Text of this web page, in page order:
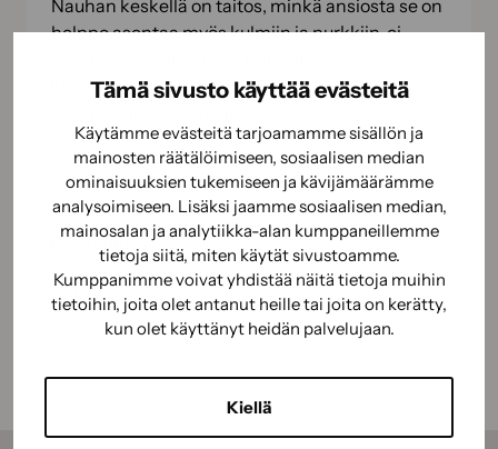
Tämä sivusto käyttää evästeitä
Käytämme evästeitä tarjoamamme sisällön ja
mainosten räätälöimiseen, sosiaalisen median
ominaisuuksien tukemiseen ja kävijämäärämme
analysoimiseen. Lisäksi jaamme sosiaalisen median,
mainosalan ja analytiikka-alan kumppaneillemme
tietoja siitä, miten käytät sivustoamme.
Kumppanimme voivat yhdistää näitä tietoja muihin
tietoihin, joita olet antanut heille tai joita on kerätty,
kun olet käyttänyt heidän palvelujaan.
Kiellä
Nauhan keskellä on taitos, minkä ansiosta se on
helppo asentaa myös kulmiin ja nurkkiin, ei
kiinnitetään ja viimeistellään tarkoitukseen
Selkämateriaali: Paperi
Käyttölämpötila (väli): +10 … +40°C
Käyttöohje
Käyttöturvallisuus